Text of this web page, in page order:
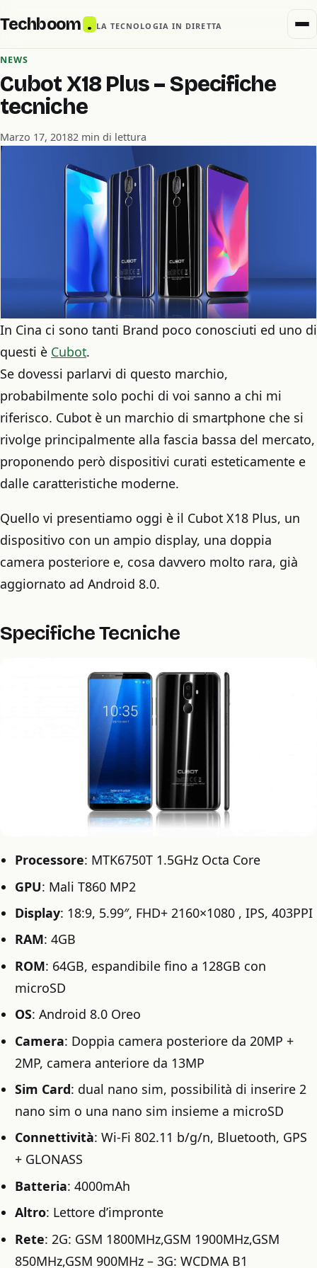
Techboom . LA TECNOLOGIA IN DIRETTA
NEWS
Cubot X18 Plus – Specifiche
tecniche
Marzo 17, 20182 min di lettura
In Cina ci sono tanti Brand poco conosciuti ed uno di
questi è Cubot.
Se dovessi parlarvi di questo marchio,
probabilmente solo pochi di voi sanno a chi mi
riferisco. Cubot è un marchio di smartphone che si
rivolge principalmente alla fascia bassa del mercato,
proponendo però dispositivi curati esteticamente e
dalle caratteristiche moderne.
Quello vi presentiamo oggi è il Cubot X18 Plus, un
dispositivo con un ampio display, una doppia
camera posteriore e, cosa davvero molto rara, già
aggiornato ad Android 8.0.
Specifiche Tecniche
Processore: MTK6750T 1.5GHz Octa Core
GPU: Mali T860 MP2
Display: 18:9, 5.99″, FHD+ 2160×1080 , IPS, 403PPI
RAM: 4GB
ROM: 64GB, espandibile fino a 128GB con
microSD
OS: Android 8.0 Oreo
Camera: Doppia camera posteriore da 20MP +
2MP, camera anteriore da 13MP
Sim Card: dual nano sim, possibilità di inserire 2
nano sim o una nano sim insieme a microSD
Connettività: Wi-Fi 802.11 b/g/n, Bluetooth, GPS
+ GLONASS
Batteria: 4000mAh
Altro: Lettore d’impronte
Rete: 2G: GSM 1800MHz,GSM 1900MHz,GSM
850MHz,GSM 900MHz – 3G: WCDMA B1